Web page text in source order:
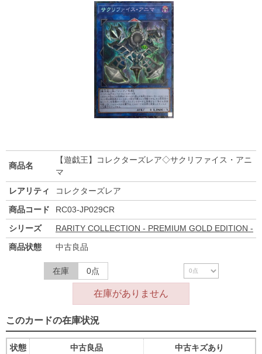
商品名
【遊戯王】コレクターズレア◇サクリファイス・アニ
マ
レアリティ
コレクターズレア
商品コード
RC03-JP029CR
シリーズ
RARITY COLLECTION - PREMIUM GOLD EDITION -
商品状態
中古良品
在庫 0点
在庫がありません
このカードの在庫状況
状態
中古良品
中古キズあり